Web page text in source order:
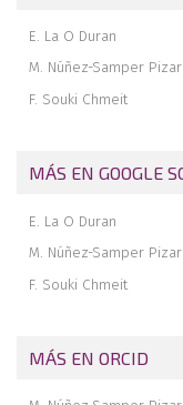
E. La O Duran
M. Núñez-Samper
F. Souki Chmeit
MÁS EN GOOGLE
E. La O Duran
M. Núñez-Samper
F. Souki Chmeit
MÁS EN ORCID